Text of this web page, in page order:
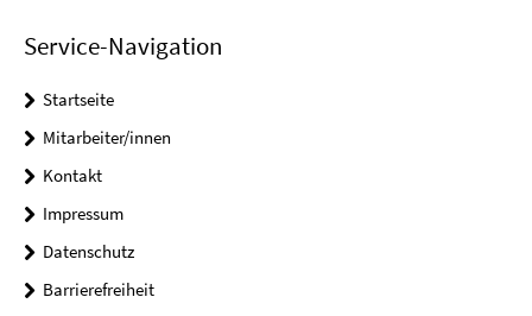
Service-Navigation
Startseite
Mitarbeiter/innen
Kontakt
Impressum
Datenschutz
Barrierefreiheit